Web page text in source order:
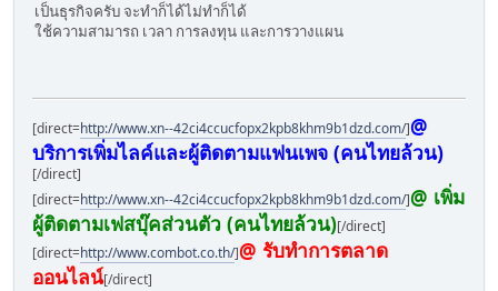
เป็นธุรกิจครับ จะทำก็ได้ไม่ทำก็ได้
ใช้ความสามารถ เวลา การลงทุน และการวางแผน
[direct=http://www.xn--42ci4ccucfopx2kpb8khm9b1dzd.com/]@
บริการเพิ่มไลค์และผู้ติดตามแฟนเพจ (คนไทยล้วน)
[/direct]
[direct=http://www.xn--42ci4ccucfopx2kpb8khm9b1dzd.com/]@ เพิ่ม
ผู้ติดตามเฟสบุ๊คส่วนตัว (คนไทยล้วน)[/direct]
[direct=http://www.combot.co.th/]@ รับทำการตลาด
ออนไลน์[/direct]